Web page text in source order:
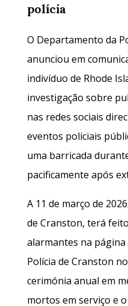
polícia
O Departamento da
anunciou em
indivíduo de Rhode
investigação sobre
nas redes sociais
eventos policiais
uma barricada
pacificamente após
A 11 de março de
de Cranston, terá
alarmantes na
Polícia de Cranston
cerimónia anual em
mortos em serviço e